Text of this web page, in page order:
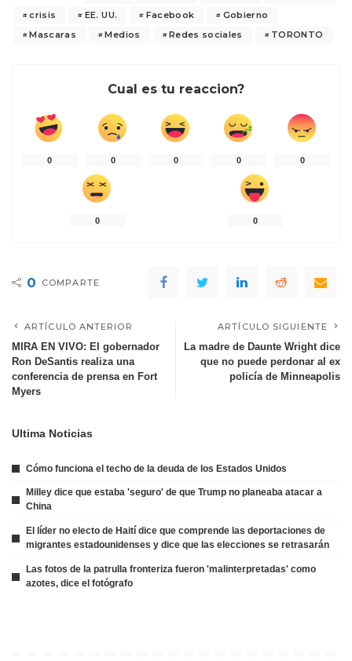
crisis
EE. UU. Facebook
Gobierno
Mascaras
Medios Redes sociales TORONTO
Cual es tu reaccion?
0 0 0 0 0
0 0
0 COMPARTE
ARTÍCULO ANTERIOR
MIRA EN VIVO: El gobernador
Ron DeSantis realiza una
conferencia de prensa en Fort
Myers
ARTÍCULO SIGUIENTE
La madre de Daunte Wright dice
que no puede perdonar al ex
policía de Minneapolis
Ultima Noticias
Cómo funciona el techo de la deuda de los Estados Unidos
Milley dice que estaba 'seguro' de que Trump no planeaba atacar a
China
El líder no electo de Haití dice que comprende las deportaciones de
migrantes estadounidenses y dice que las elecciones se retrasarán
Las fotos de la patrulla fronteriza fueron 'malinterpretadas' como
azotes, dice el fotógrafo